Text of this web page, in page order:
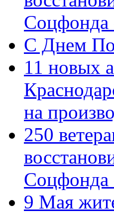
Соцфонда
С Днем
11 новых
на
250
Соцфонда
9 Мая